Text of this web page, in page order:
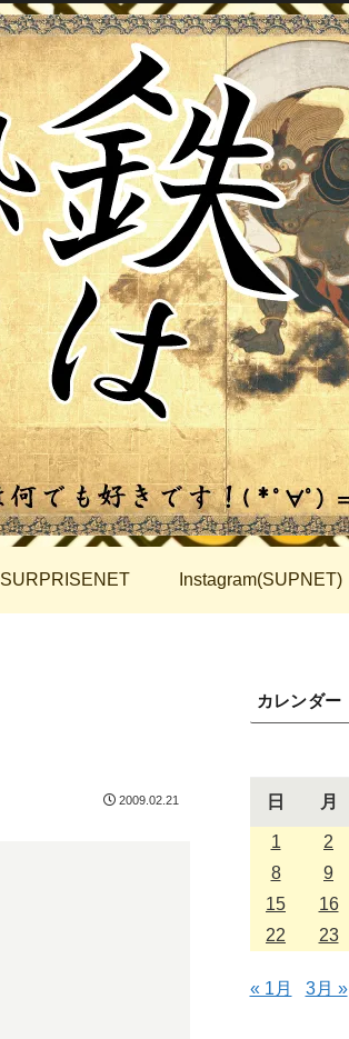
SURPRISENET Instagram(SUPNET)
2009.02.21
カレンダー
日 月
1 2
8
9
15
16
22
23
« 1月 3月 »